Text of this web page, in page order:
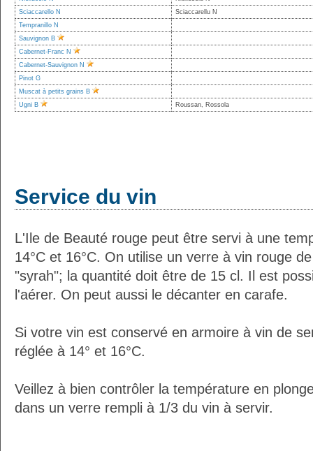
Sciaccarello N
Sciaccarellu N
Tempranillo N
Sauvignon B
Cabernet-Franc N
Cabernet-Sauvignon N
Pinot G
Muscat à petits grains B
Ugni B
Roussan, Rossola
Service du vin
L'Ile de Beauté rouge peut être servi à une
14°C et 16°C. On utilise un verre à vin rouge
"syrah"; la quantité doit être de 15 cl. Il est
l'aérer. On peut aussi le décanter en carafe.
Si votre vin est conservé en armoire à vin de
réglée à 14° et 16°C.
Veillez à bien contrôler la température en
dans un verre rempli à 1/3 du vin à servir.